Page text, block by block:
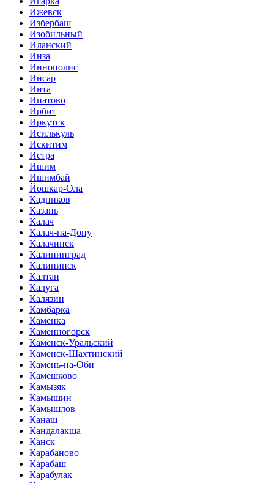
Ижевск
Избербаш
Изобильный
Иланский
Инза
Иннополис
Инсар
Инта
Ипатово
Ирбит
Иркутск
Исилькуль
Искитим
Истра
Ишим
Ишимбай
Йошкар-Ола
Кадников
Казань
Калач
Калач-на-Дону
Калачинск
Калининград
Калининск
Калтан
Калуга
Калязин
Камбарка
Каменка
Каменногорск
Каменск-Уральский
Каменск-Шахтинский
Камень-на-Оби
Камешково
Камызяк
Камышин
Камышлов
Канаш
Кандалакша
Канск
Карабаново
Карабаш
Карабулак